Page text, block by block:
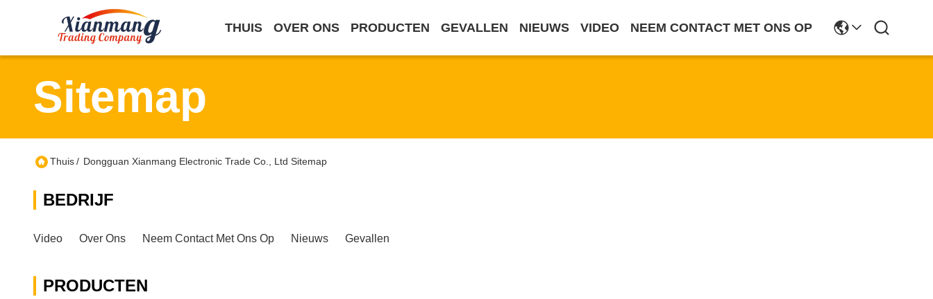
THUIS OVER ONS PRODUCTEN GEVALLEN NIEUWS VIDEO NEEM CONTACT MET ONS OP
Sitemap
Thuis/ Dongguan Xianmang Electronic Trade Co., Ltd Sitemap
BEDRIJF
Video Over Ons Neem Contact Met Ons Op Nieuws Gevallen
PRODUCTEN